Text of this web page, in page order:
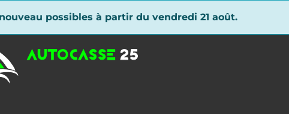
possibles à partir du vendredi 21 août.